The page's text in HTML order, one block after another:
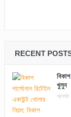
RECENT
খুলুন
আগস্ট